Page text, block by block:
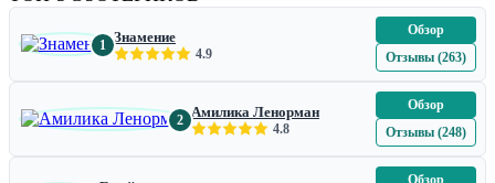
1 Знамение
4.9
Обзор
Отзывы (263)
2 Амилика Ленорман
4.8
Обзор
Отзывы (248)
Обзор